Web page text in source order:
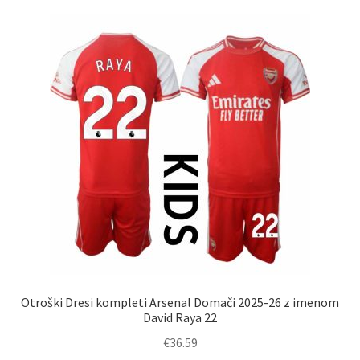
lahko
izberete
na
strani
izdelka
Otroški Dresi kompleti Arsenal Domači 2025-26 z imenom
David Raya 22
€36.59